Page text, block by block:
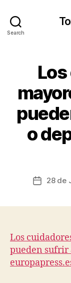
Search
Categories
N
M
Y
o
Post28 de
Los
pueden sufrir